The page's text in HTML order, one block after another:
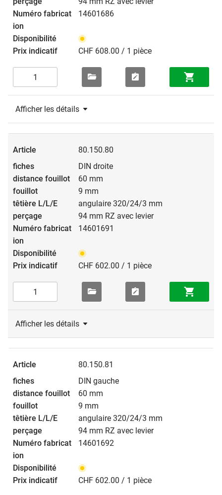
14601686
CHF 608.00 / 1 pièce
Afficher les détails
80.150.80
DIN droite
60 mm
9 mm
angulaire 320/24/3 mm
94 mm RZ avec levier
14601691
CHF 602.00 / 1 pièce
Afficher les détails
80.150.81
DIN gauche
60 mm
9 mm
angulaire 320/24/3 mm
94 mm RZ avec levier
14601692
CHF 602.00 / 1 pièce